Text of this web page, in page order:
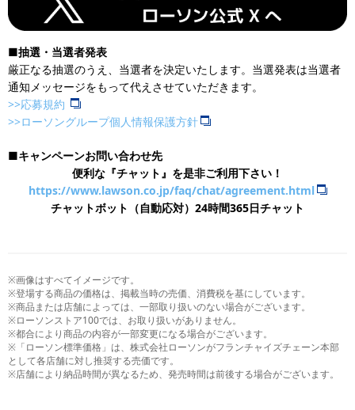
■抽選・当選者発表
厳正なる抽選のうえ、当選者を決定いたします。当選発表は当選者
通知メッセージをもって代えさせていただきます。
>>応募規約
>>ローソングループ個人情報保護方針
■キャンペーンお問い合わせ先
便利な『チャット』を是非ご利用下さい！
https://www.lawson.co.jp/faq/chat/agreement.html
チャットボット（自動応対）24時間365日チャット
※画像はすべてイメージです。
※登場する商品の価格は、掲載当時の売価、消費税を基にしています。
※商品または店舗によっては、一部取り扱いのない場合がございます。
※ローソンストア100では、お取り扱いがありません。
※都合により商品の内容が一部変更になる場合がございます。
※「ローソン標準価格」は、株式会社ローソンがフランチャイズチェーン本部
として各店舗に対し推奨する売価です。
※店舗により納品時間が異なるため、発売時間は前後する場合がございます。